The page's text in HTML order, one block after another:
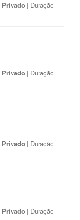
Privado | Duração
Privado | Duração
Privado | Duração
Privado | Duração